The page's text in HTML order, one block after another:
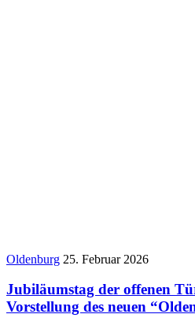
Oldenburg 25. Februar 2026
Jubiläumstag der offenen
Vorstellung des neuen